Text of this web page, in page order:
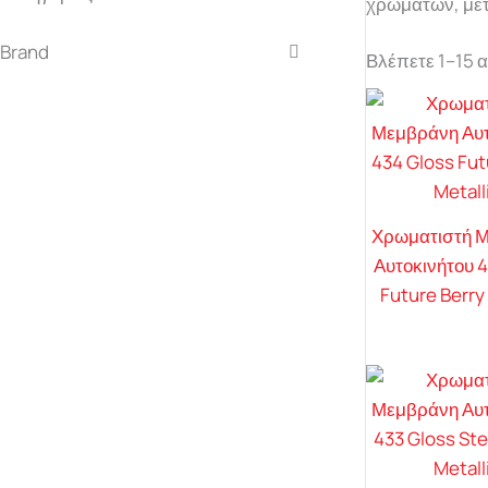
Brand Βλέπετε 1–15
Χρωματιστή
Αυτοκινήτου
Future